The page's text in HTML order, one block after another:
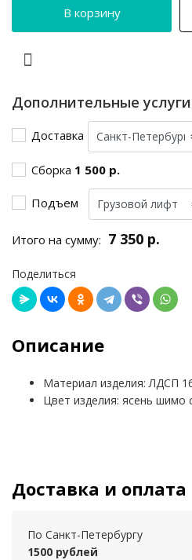
В корзину
Дополнительные услуги
Доставка
Сборка 1 500 р.
Подъем
Итого на сумму: 7 350 р.
Поделиться
Описание
Материал изделия: ЛДСП
Цвет изделия: ясень
Доставка и оплата
По Санкт-Петербургу
1500 рублей